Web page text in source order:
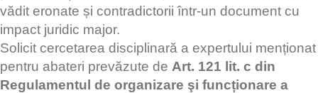
vădit eronate și contradictorii într-un document cu
impact juridic major.
Solicit cercetarea disciplinară a expertului menționat
pentru abateri prevăzute de Art. 121 lit. c din
Regulamentul de organizare şi funcționare a